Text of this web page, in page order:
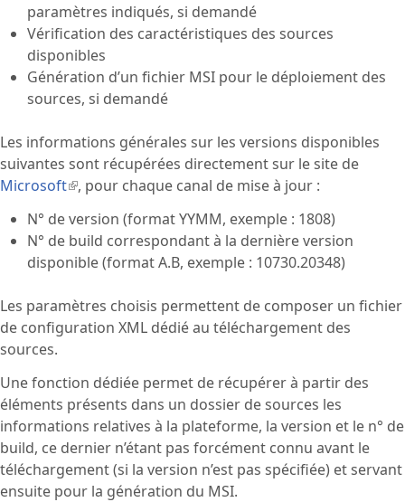
paramètres indiqués, si demandé
Vérification des caractéristiques des sources
disponibles
Génération d’un fichier MSI pour le déploiement des
sources, si demandé
Les informations générales sur les versions disponibles
suivantes sont récupérées directement sur le site de
Microsoft(le lien est externe)
, pour chaque canal de mise à jour :
N° de version (format YYMM, exemple : 1808)
N° de build correspondant à la dernière version
disponible (format A.B, exemple : 10730.20348)
Les paramètres choisis permettent de composer un fichier
de configuration XML dédié au téléchargement des
sources.
Une fonction dédiée permet de récupérer à partir des
éléments présents dans un dossier de sources les
informations relatives à la plateforme, la version et le n° de
build, ce dernier n’étant pas forcément connu avant le
téléchargement (si la version n’est pas spécifiée) et servant
ensuite pour la génération du MSI.